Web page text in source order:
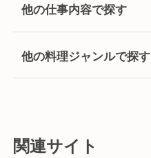
他の仕事内容で探す
他の料理ジャンルで探す
関連サイト